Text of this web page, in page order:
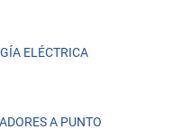
ELÉCTRICA
A PUNTO